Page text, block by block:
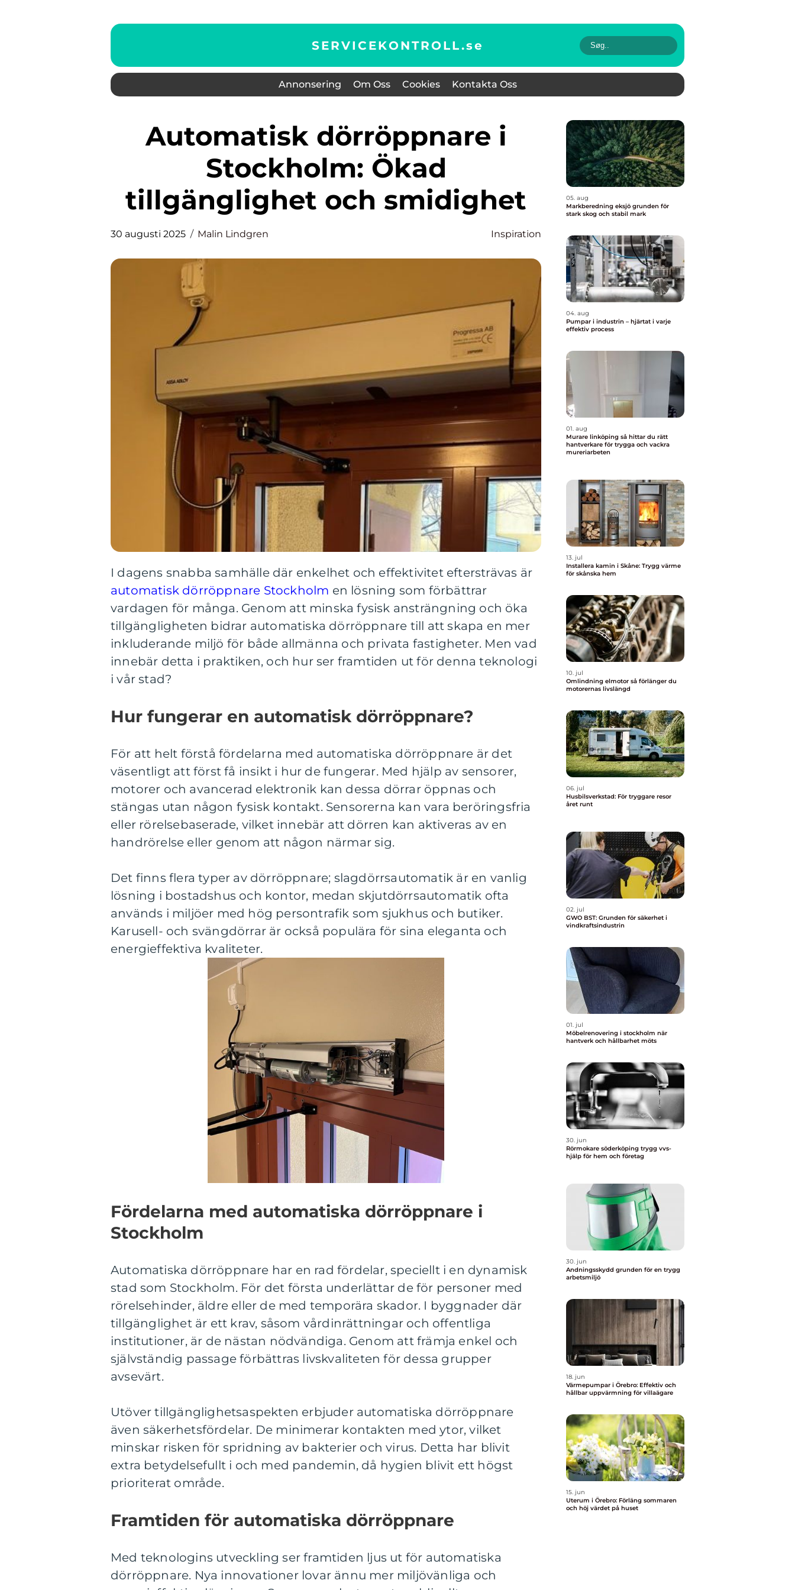
SERVICEKONTROLL.se
Annonsering Om Oss Cookies Kontakta Oss
Automatisk dörröppnare i
Stockholm: Ökad
tillgänglighet och smidighet
30 augusti 2025 Malin Lindgren Inspiration
I dagens snabba samhälle där enkelhet och effektivitet eftersträvas är
automatisk dörröppnare Stockholm en lösning som förbättrar
vardagen för många. Genom att minska fysisk ansträngning och öka
tillgängligheten bidrar automatiska dörröppnare till att skapa en mer
inkluderande miljö för både allmänna och privata fastigheter. Men vad
innebär detta i praktiken, och hur ser framtiden ut för denna teknologi
i vår stad?
Hur fungerar en automatisk dörröppnare?
För att helt förstå fördelarna med automatiska dörröppnare är det
väsentligt att först få insikt i hur de fungerar. Med hjälp av sensorer,
motorer och avancerad elektronik kan dessa dörrar öppnas och
stängas utan någon fysisk kontakt. Sensorerna kan vara beröringsfria
eller rörelsebaserade, vilket innebär att dörren kan aktiveras av en
handrörelse eller genom att någon närmar sig.
Det finns flera typer av dörröppnare; slagdörrsautomatik är en vanlig
lösning i bostadshus och kontor, medan skjutdörrsautomatik ofta
används i miljöer med hög persontrafik som sjukhus och butiker.
Karusell- och svängdörrar är också populära för sina eleganta och
energieffektiva kvaliteter.
Fördelarna med automatiska dörröppnare i
Stockholm
Automatiska dörröppnare har en rad fördelar, speciellt i en dynamisk
stad som Stockholm. För det första underlättar de för personer med
rörelsehinder, äldre eller de med temporära skador. I byggnader där
tillgänglighet är ett krav, såsom vårdinrättningar och offentliga
institutioner, är de nästan nödvändiga. Genom att främja enkel och
självständig passage förbättras livskvaliteten för dessa grupper
avsevärt.
Utöver tillgänglighetsaspekten erbjuder automatiska dörröppnare
även säkerhetsfördelar. De minimerar kontakten med ytor, vilket
minskar risken för spridning av bakterier och virus. Detta har blivit
extra betydelsefullt i och med pandemin, då hygien blivit ett högst
prioriterat område.
Framtiden för automatiska dörröppnare
Med teknologins utveckling ser framtiden ljus ut för automatiska
dörröppnare. Nya innovationer lovar ännu mer miljövänliga och
05. aug
Markberedning eksjö grunden för
stark skog och stabil mark
04. aug
Pumpar i industrin – hjärtat i varje
effektiv process
01. aug
Murare linköping så hittar du rätt
hantverkare för trygga och vackra
mureriarbeten
13. jul
Installera kamin i Skåne: Trygg värme
för skånska hem
10. jul
Omlindning elmotor så förlänger du
motorernas livslängd
06. jul
Husbilsverkstad: För tryggare resor
året runt
02. jul
GWO BST: Grunden för säkerhet i
vindkraftsindustrin
01. jul
Möbelrenovering i stockholm när
hantverk och hållbarhet möts
30. jun
Rörmokare söderköping trygg vvs-
hjälp för hem och företag
30. jun
Andningsskydd grunden för en trygg
arbetsmiljö
18. jun
Värmepumpar i Örebro: Effektiv och
hållbar uppvärmning för villaägare
15. jun
Uterum i Örebro: Förläng sommaren
och höj värdet på huset